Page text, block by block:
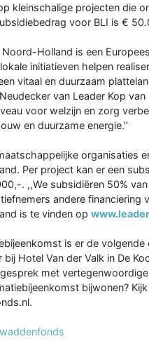
kleinschalige projecten die
voor BLI is €
Noord-Holland is een
initiatieven helpen
vitaal en duurzaam
van Leader Kop
voor welzijn en zorg
en duurzame energie.’’
organisaties
Per project kan er een
. ,,We subsidiëren 50%
andere financiering
is te vinden op
is er de
bij Hotel Van der Valk in De
met
bijwonen?
waddenfonds